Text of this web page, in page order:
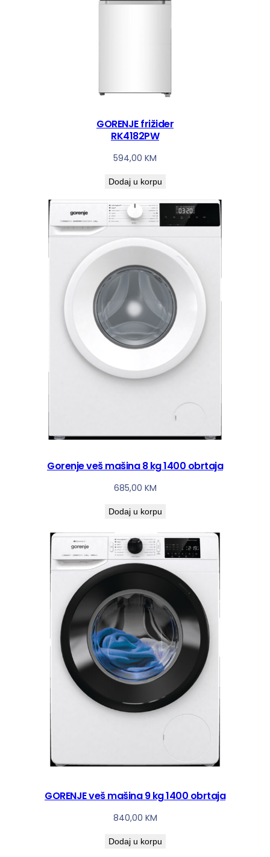
GORENJE frižider
RK4182PW
594,00 KM
Dodaj u korpu
Gorenje veš mašina 8 kg 1400 obrtaja
685,00 KM
Dodaj u korpu
GORENJE veš mašina 9 kg 1400 obrtaja
840,00 KM
Dodaj u korpu